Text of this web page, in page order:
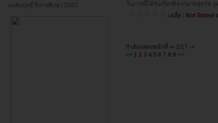
ผลสัมฤทธิ์ ปีการศึกษา 2567
ในการนี้ได้รับเกียรติจากนายสุธวัช
เฉลี่ย : Not Rated
กำลังแสดงหน้าที่ <- 2/17 ->
<< 1 2 3 4 5 6 7 8 9 >>